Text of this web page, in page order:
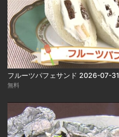
フルーツパフェサンド 2026-07-31
無料